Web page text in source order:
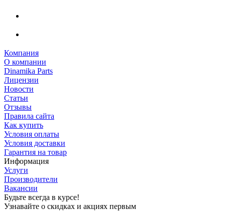
Компания
О компании
Dinamika Parts
Лицензии
Новости
Статьи
Отзывы
Правила сайта
Как купить
Условия оплаты
Условия доставки
Гарантия на товар
Информация
Услуги
Производители
Вакансии
Будьте всегда в курсе!
Узнавайте о скидках и акциях первым